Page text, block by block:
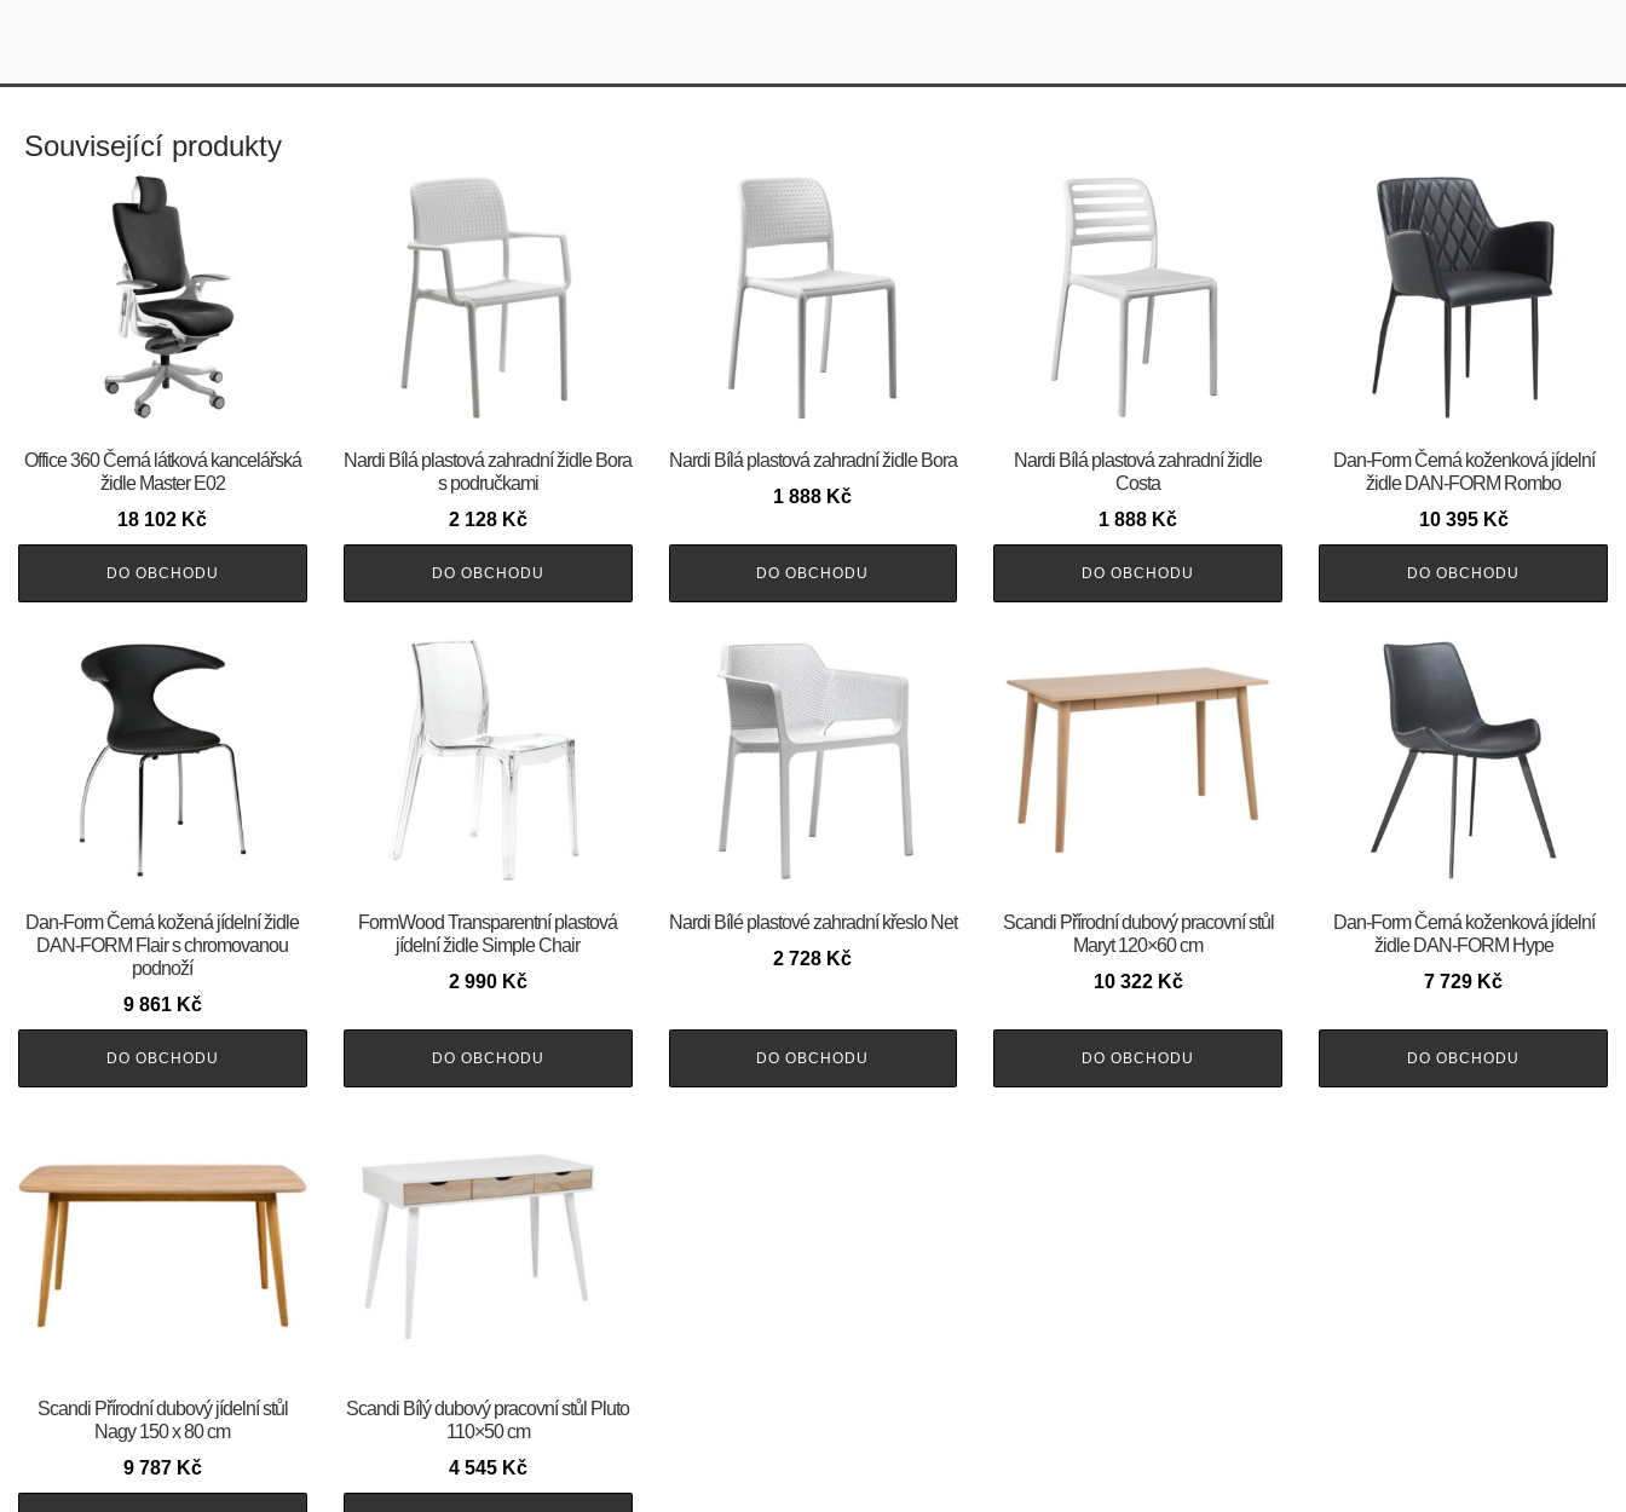
Související produkty
Office 360 Černá látková kancelářská
židle Master E02
18 102 Kč
DO OBCHODU
Nardi Bílá plastová zahradní židle Bora
s područkami
2 128 Kč
DO OBCHODU
Nardi Bílá plastová zahradní židle Bora
1 888 Kč
DO OBCHODU
Nardi Bílá plastová zahradní židle
Costa
1 888 Kč
DO OBCHODU
​​​​​Dan-Form Černá koženková jídelní
židle DAN-FORM Rombo
10 395 Kč
DO OBCHODU
​​​​​Dan-Form Černá kožená jídelní židle
DAN-FORM Flair s chromovanou
podnoží
9 861 Kč
DO OBCHODU
FormWood Transparentní plastová
jídelní židle Simple Chair
2 990 Kč
DO OBCHODU
Nardi Bílé plastové zahradní křeslo Net
2 728 Kč
DO OBCHODU
Scandi Přírodní dubový pracovní stůl
Maryt 120×60 cm
10 322 Kč
DO OBCHODU
​​​​​Dan-Form Černá koženková jídelní
židle DAN-FORM Hype
7 729 Kč
DO OBCHODU
Scandi Přírodní dubový jídelní stůl
Nagy 150 x 80 cm
9 787 Kč
Scandi Bílý dubový pracovní stůl Pluto
110×50 cm
4 545 Kč